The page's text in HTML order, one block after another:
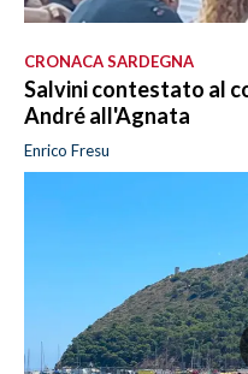
CRONACA SARDEGNA
Salvini contestato al
André all'Agnata
Enrico Fresu